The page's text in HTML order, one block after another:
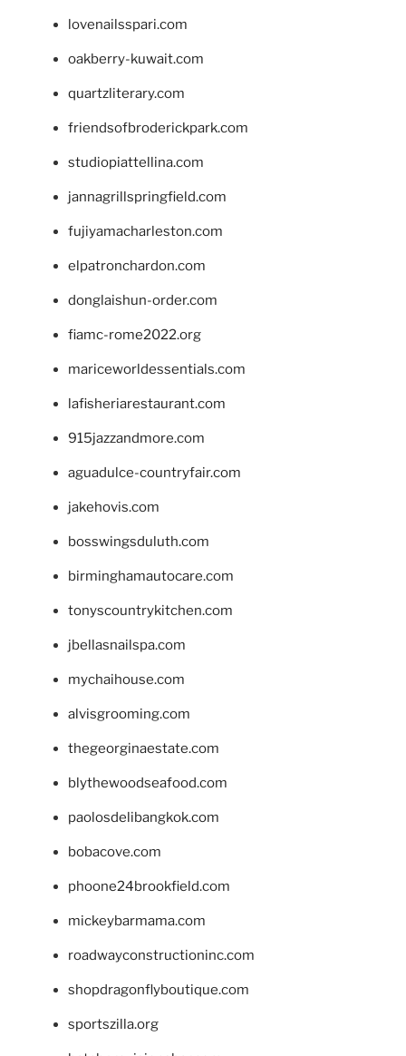
lovenailsspari.com
oakberry-kuwait.com
quartzliterary.com
friendsofbroderickpark.com
studiopiattellina.com
jannagrillspringfield.com
fujiyamacharleston.com
elpatronchardon.com
donglaishun-order.com
fiamc-rome2022.org
mariceworldessentials.com
lafisheriarestaurant.com
915jazzandmore.com
aguadulce-countryfair.com
jakehovis.com
bosswingsduluth.com
birminghamautocare.com
tonyscountrykitchen.com
jbellasnailspa.com
mychaihouse.com
alvisgrooming.com
thegeorginaestate.com
blythewoodseafood.com
paolosdelibangkok.com
bobacove.com
phoone24brookfield.com
mickeybarmama.com
roadwayconstructioninc.com
shopdragonflyboutique.com
sportszilla.org